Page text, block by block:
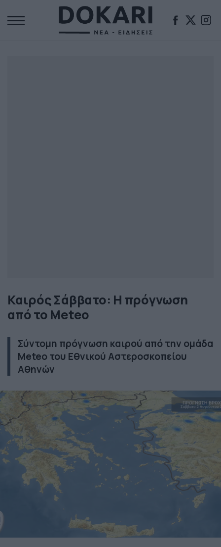
Καιρός Σάββατο: Η πρόγνωση
από το Meteo
Σύντομη πρόγνωση καιρού από την ομάδα
Meteo του Εθνικού Αστεροσκοπείου
Αθηνών